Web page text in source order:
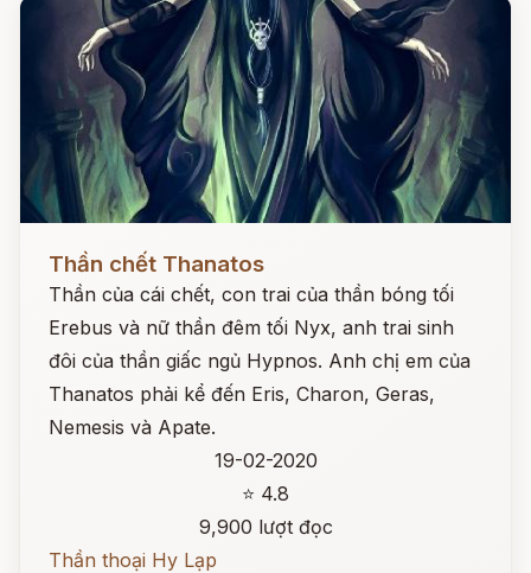
Đọc ngay
Thần chết Thanatos
Thần của cái chết, con trai của thần bóng tối
Erebus và nữ thần đêm tối Nyx, anh trai sinh
đôi của thần giấc ngủ Hypnos. Anh chị em của
Thanatos phải kể đến Eris, Charon, Geras,
Nemesis và Apate.
19-02-2020
⭐ 4.8
9,900 lượt đọc
Thần thoại Hy Lạp